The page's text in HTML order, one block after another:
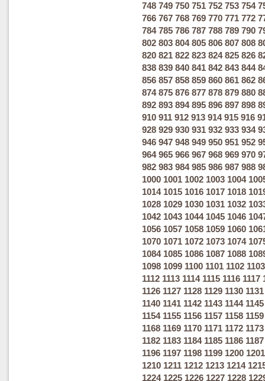
748 749 750 751 752 753 754
766 767 768 769 770 771 772
784 785 786 787 788 789 790
802 803 804 805 806 807 808
820 821 822 823 824 825 826
838 839 840 841 842 843 844
856 857 858 859 860 861 862
874 875 876 877 878 879 880
892 893 894 895 896 897 898
910 911 912 913 914 915 916
928 929 930 931 932 933 934
946 947 948 949 950 951 952
964 965 966 967 968 969 970
982 983 984 985 986 987 988
1000 1001 1002 1003 1004
1014 1015 1016 1017 1018
1028 1029 1030 1031 1032
1042 1043 1044 1045 1046
1056 1057 1058 1059 1060
1070 1071 1072 1073 1074
1084 1085 1086 1087 1088
1098 1099 1100 1101 1102 1103
1112 1113 1114 1115 1116 1117
1126 1127 1128 1129 1130 1131
1140 1141 1142 1143 1144 1145
1154 1155 1156 1157 1158 1159
1168 1169 1170 1171 1172 1173
1182 1183 1184 1185 1186 1187
1196 1197 1198 1199 1200 1201
1210 1211 1212 1213 1214
1224 1225 1226 1227 1228